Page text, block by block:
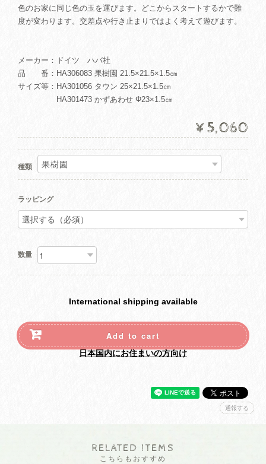
色のお家に同じ色の玉を運びます。どこからスタートするかで難
度が変わります。交差点や行き止まりではよく考えて遊びます。
メーカー：ドイツ ハバ社
品 番：HA306083 果樹園 21.5×21.5×1.5㎝
サイズ等：HA301056 タウン 25×21.5×1.5㎝
HA301473 かずあわせ Φ23×1.5㎝
¥5,060
種類
ラッピング
数量
International shipping available
Add to cart
日本国内にお住まいの方向け
通報する
RELATED ITEMS
こちらもおすすめ